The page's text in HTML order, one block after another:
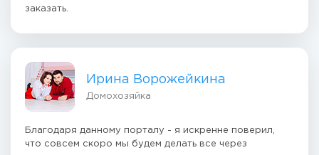
заказать.
Ирина Ворожейкина
Домохозяйка
Благодаря данному порталу - я искренне поверил,
что совсем скоро мы будем делать все через